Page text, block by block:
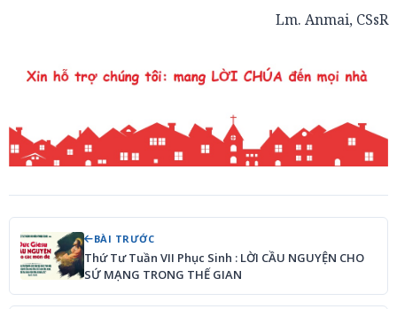
Lm. Anmai, CSsR
BÀI TRƯỚC
Thứ Tư Tuần VII Phục Sinh : LỜI CẦU NGUYỆN CHO
SỨ MẠNG TRONG THẾ GIAN